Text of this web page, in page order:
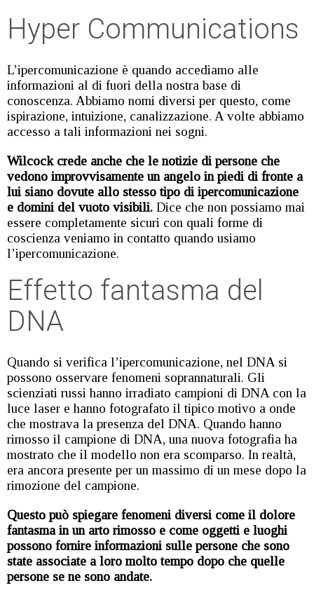
Hyper Communications
L’ipercomunicazione è quando accediamo alle
informazioni al di fuori della nostra base di
conoscenza. Abbiamo nomi diversi per questo, come
ispirazione, intuizione, canalizzazione. A volte abbiamo
accesso a tali informazioni nei sogni.
Wilcock crede anche che le notizie di persone che
vedono improvvisamente un angelo in piedi di fronte a
lui siano dovute allo stesso tipo di ipercomunicazione
e domini del vuoto visibili. Dice che non possiamo mai
essere completamente sicuri con quali forme di
coscienza veniamo in contatto quando usiamo
l’ipercomunicazione.
Effetto fantasma del
DNA
Quando si verifica l’ipercomunicazione, nel DNA si
possono osservare fenomeni soprannaturali. Gli
scienziati russi hanno irradiato campioni di DNA con la
luce laser e hanno fotografato il tipico motivo a onde
che mostrava la presenza del DNA. Quando hanno
rimosso il campione di DNA, una nuova fotografia ha
mostrato che il modello non era scomparso. In realtà,
era ancora presente per un massimo di un mese dopo la
rimozione del campione.
Questo può spiegare fenomeni diversi come il dolore
fantasma in un arto rimosso e come oggetti e luoghi
possono fornire informazioni sulle persone che sono
state associate a loro molto tempo dopo che quelle
persone se ne sono andate.